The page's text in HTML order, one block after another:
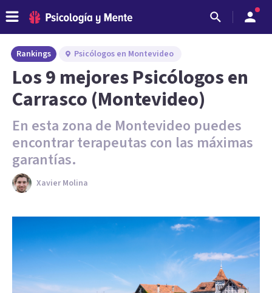
Rankings Psicólogos en Montevideo
Los 9 mejores Psicólogos en
Carrasco (Montevideo)
En esta zona de Montevideo puedes
encontrar terapeutas con las máximas
garantías.
Xavier Molina